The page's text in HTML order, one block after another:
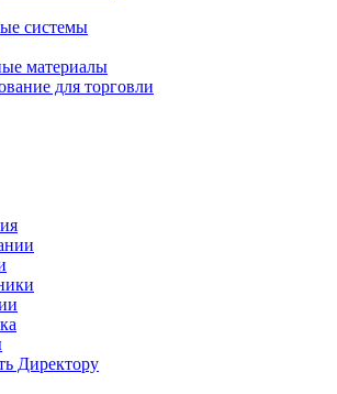
системы
материалы
для торговли
Директору